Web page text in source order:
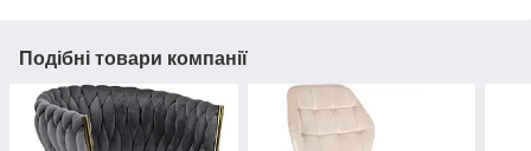
Подібні товари компанії